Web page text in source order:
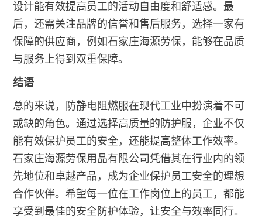
设计能有效提高员工的活动自由度和舒适感。最
后，还需关注品牌的信誉和售后服务，选择一家有
保障的供应商，例如石家庄海源劳保，能够在品质
与服务上得到双重保障。
结语
总的来说，防静电阻燃服在现代工业中扮演着不可
或缺的角色。通过选择高质量的防护服，企业不仅
能有效保护员工的安全，还能提高整体工作效率。
石家庄海源劳保用品有限公司凭借其在行业内的领
先地位和卓越产品，成为企业保护员工安全的理想
合作伙伴。希望每一位在工作岗位上的员工，都能
享受到最佳的安全防护体验，让安全与效率同行。